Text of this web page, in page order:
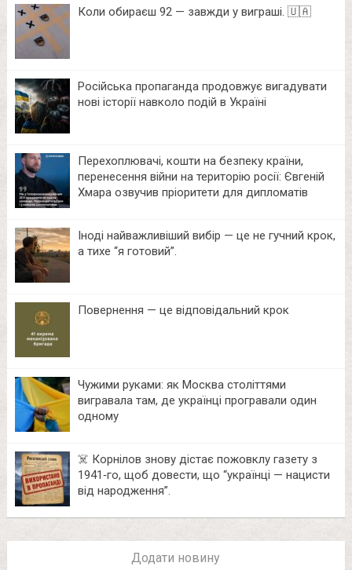
Коли обираєш 92 — завжди у виграші. 🇺🇦
Російська пропаганда продовжує вигадувати
нові історії навколо подій в Україні
Перехоплювачі, кошти на безпеку країни,
перенесення війни на територію росії: Євгеній
Хмара озвучив пріоритети для дипломатів
Іноді найважливіший вибір — це не гучний крок,
а тихе “я готовий”.
Повернення — це відповідальний крок
Чужими руками: як Москва століттями
вигравала там, де українці програвали один
одному
☠️ Корнілов знову дістає пожовклу газету з
1941‑го, щоб довести, що “українці — нацисти
від народження”.
Додати новину